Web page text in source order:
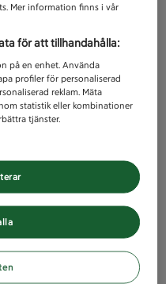
Mer information finns i vår
för att tillhandahålla:
på en enhet. Använda
profiler för personaliserad
reklam. Mäta
statistik eller kombinationer
tjänster.